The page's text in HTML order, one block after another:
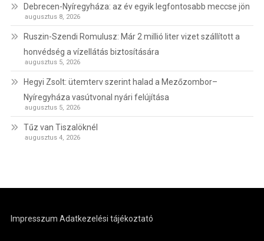
Debrecen-Nyíregyháza: az év egyik legfontosabb meccse jön
augusztus 8, 2026
Ruszin-Szendi Romulusz: Már 2 millió liter vizet szállított a
honvédség a vízellátás biztosítására
augusztus 5, 2026
Hegyi Zsolt: ütemterv szerint halad a Mezőzombor–
Nyíregyháza vasútvonal nyári felújítása
augusztus 5, 2026
Tűz van Tiszalöknél
augusztus 4, 2026
Impresszum Adatkezelési tájékoztató